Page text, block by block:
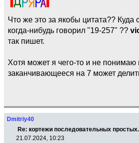
Что же это за якобы цитата?? Куда
когда-нибудь говорил "19-257" ??
так пишет.
Хотя может я чего-то и не понимаю
заканчивающееся на 7 может
Dmitriy40
Re: кортежи последовательных
21.07.2024, 10:23